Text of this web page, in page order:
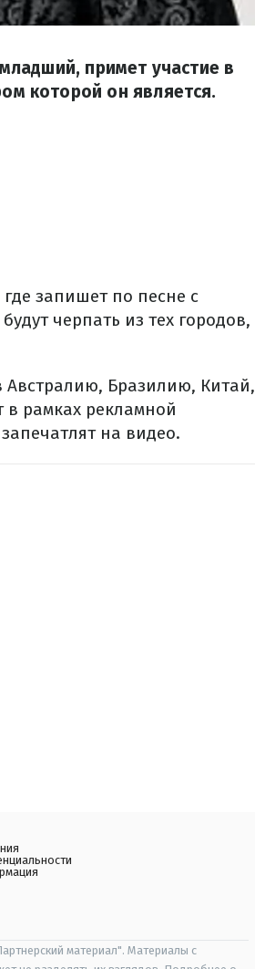
примет участие в
которой он является.
запишет по песне с
черпать из тех городов,
Австралию, Бразилию, Китай,
рамках рекламной
на видео.
материал". Материалы с